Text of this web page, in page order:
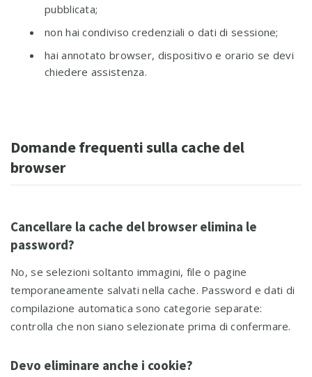
pubblicata;
non hai condiviso credenziali o dati di sessione;
hai annotato browser, dispositivo e orario se devi
chiedere assistenza.
Domande frequenti sulla cache del
browser
Cancellare la cache del browser elimina le
password?
No, se selezioni soltanto immagini, file o pagine
temporaneamente salvati nella cache. Password e dati di
compilazione automatica sono categorie separate:
controlla che non siano selezionate prima di confermare.
Devo eliminare anche i cookie?